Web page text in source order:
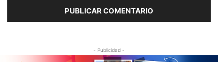
- Publicidad -